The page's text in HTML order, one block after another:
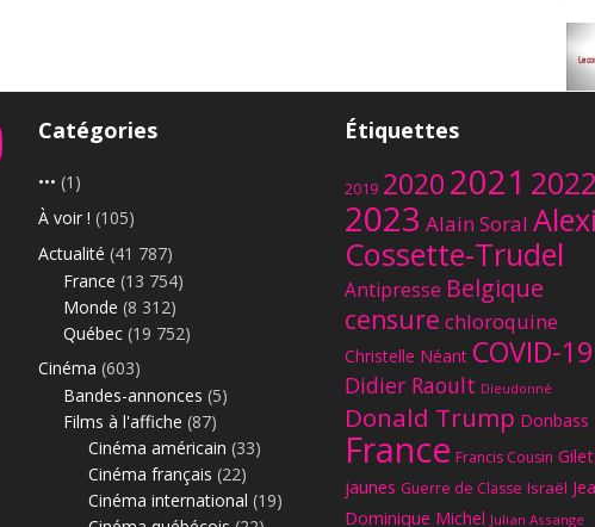
Catégories
••• (1)
À voir ! (105)
Actualité (41 787)
France (13 754)
Monde (8 312)
Québec (19 752)
Cinéma (603)
Bandes-annonces (5)
Films à l'affiche (87)
Cinéma américain (33)
Cinéma français (22)
Cinéma international (19)
Étiquettes
2019 20202021 2022
2023 Alain Soral
Cossette-Trudel
Antipresse Belgique
censure chloroquine
Christelle Néant COVID-19
Didier Raoult Dieudonné
Donald Trump Donbass
France Francis Cousin
jaunes Guerre de Classe Israël
Dominique Michel Julian Assange